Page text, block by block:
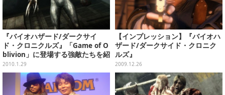
『バイオハザード/ダークサイ
ド・クロニクルズ』「Game of O
blivion」に登場する強敵たちを紹
介
2010.1.29
【インプレッション】『バイオハ
ザード/ダークサイド・クロニク
ルズ』
2009.12.26